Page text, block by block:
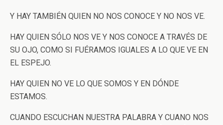
Y HAY TAMBIÉN QUIEN NO NOS CONOCE Y NO NOS VE.
HAY QUIEN SÓLO NOS VE Y NOS CONOCE A TRAVÉS DE
SU OJO, COMO SI FUÉRAMOS IGUALES A LO QUE VE EN
EL ESPEJO.
HAY QUIEN NO VE LO QUE SOMOS Y EN DÓNDE
ESTAMOS.
CUANDO ESCUCHAN NUESTRA PALABRA Y CUANO NOS